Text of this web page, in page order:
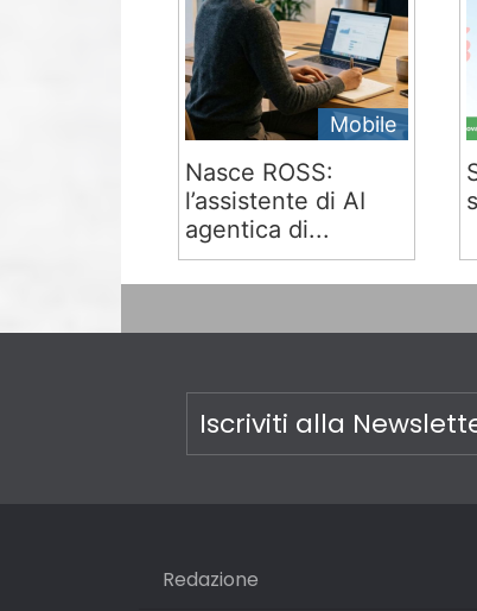
Mobile
Nasce ROSS:
l’assistente di AI
agentica di...
Iscriviti alla
Redazione